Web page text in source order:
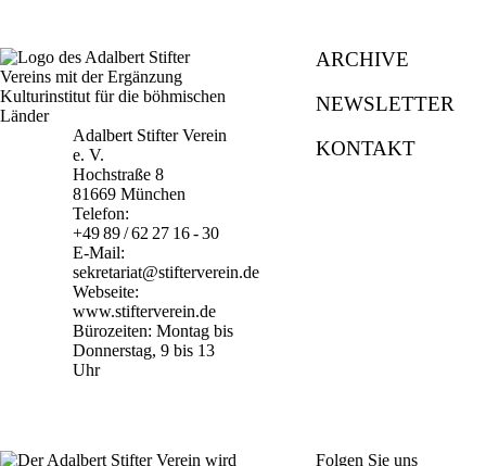
Adalbert Stifter Verein
e. V.
Hochstraße 8
81669 München
Telefon:
+49 89 / 62 27 16 - 30
E-Mail:
sekretariat@stifterverein.de
Webseite:
www.stifterverein.de
Bürozeiten: Montag bis
Donnerstag, 9 bis 13
Uhr
ARCHIVE
NEWSLETTER
KONTAKT
Folgen Sie uns